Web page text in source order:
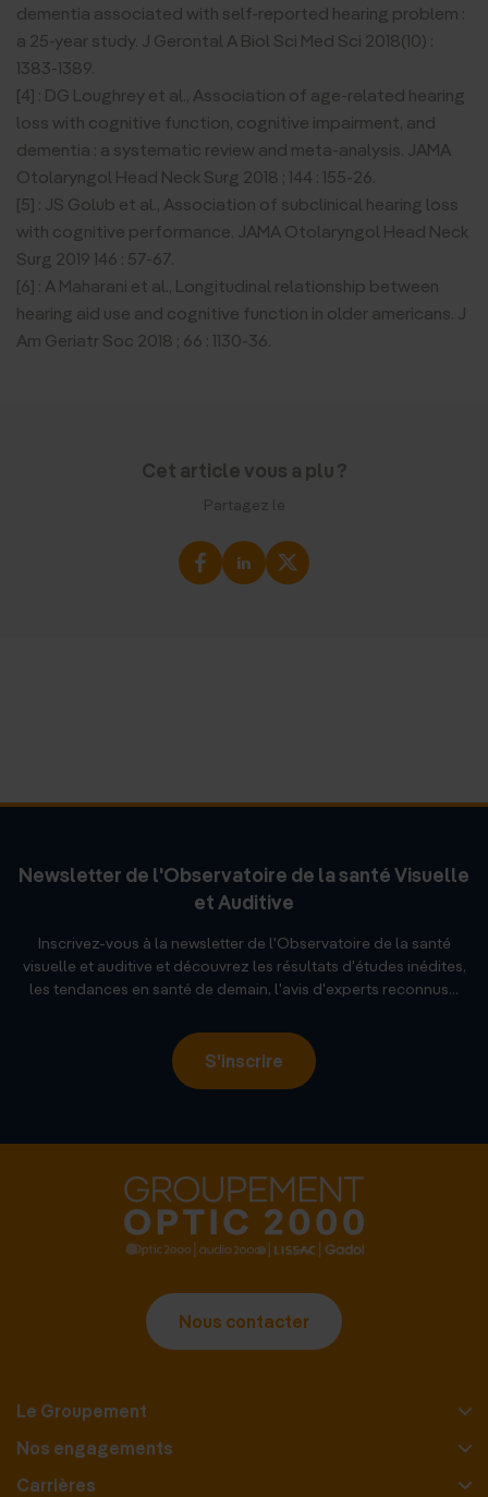
dementia associated with self-reported hearing problem :
a 25-year study. J Gerontal A Biol Sci Med Sci 2018(10) :
1383-1389.
[4] : DG Loughrey et al., Association of age-related hearing
loss with cognitive function, cognitive impairment, and
dementia : a systematic review and meta-analysis. JAMA
Otolaryngol Head Neck Surg 2018 ; 144 : 155-26.
[5] : JS Golub et al., Association of subclinical hearing loss
with cognitive performance. JAMA Otolaryngol Head Neck
Surg 2019 146 : 57-67.
[6] : A Maharani et al., Longitudinal relationship between
hearing aid use and cognitive function in older americans. J
Am Geriatr Soc 2018 ; 66 : 1130-36.
Cet article vous a plu ?
Partagez le
Nous contacter
Le Groupement
Nos engagements
Carrières
Newsletter de l'Observatoire de la santé Visuelle
et Auditive
Inscrivez-vous à la newsletter de l'Observatoire de la santé
visuelle et auditive et découvrez les résultats d'études inédites,
les tendances en santé de demain, l'avis d'experts reconnus...
S'inscrire